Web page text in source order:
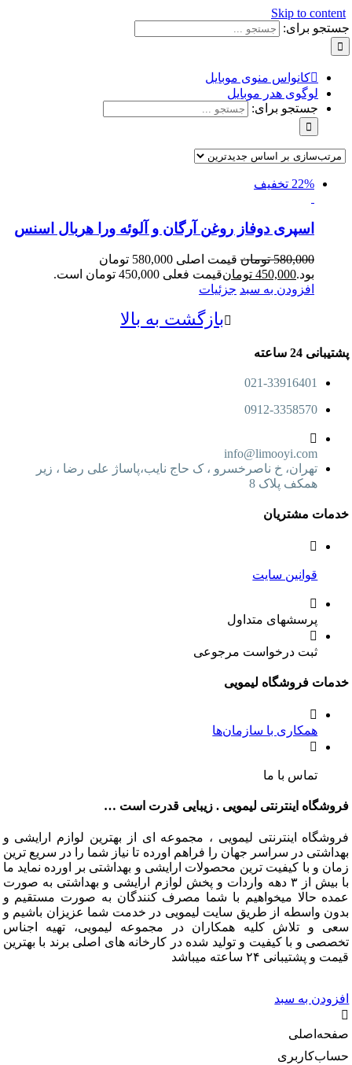
Skip to content
جستجو برای:
کانواس منوی موبایل
لوگوی هدر موبایل
جستجو برای:
22% تخفیف
اسپری دوفاز روغن آرگان و آلوئه ورا هربال اسنس
580,000 تومان
قیمت اصلی 580,000 تومان
بود.450,000 تومانقیمت فعلی 450,000 تومان است.
افزودن به سبد جزئیات
بازگشت به بالا
پشتیبانی 24 ساعته
021-33916401
0912-3358570
info@limooyi.com
تهران، خ ناصرخسرو ، ک حاج نایب،پاساژ علی رضا ، زیر
همکف پلاک 8
خدمات مشتریان
قوانین سایت
پرسشهای متداول
ثبت درخواست مرجوعی
خدمات فروشگاه لیمویی
همکاری با سازمان‌ها
تماس با ما
فروشگاه اینترنتی لیمویی . زیبایی قدرت است …
فروشگاه اینترنتی لیمویی ، مجموعه ای از بهترین لوازم ارایشی و
بهداشتی در سراسر جهان را فراهم اورده تا نیاز شما را در سریع ترین
زمان و با کیفیت ترین محصولات ارایشی و بهداشتی بر اورده نماید ما
با بیش از ۳ دهه واردات و پخش لوازم ارایشی و بهداشتی به صورت
عمده حالا میخواهیم با شما مصرف کنندگان به صورت مستقیم و
بدون واسطه از طریق سایت لیمویی در خدمت شما عزیزان باشیم و
سعی و تلاش کلیه همکاران در مجموعه لیمویی، تهیه اجناس
تخصصی و با کیفیت و تولید شده در کارخانه های اصلی برند با بهترین
قیمت و پشتیبانی ۲۴ ساعته میباشد
افزودن به سبد
صفحه‌اصلی
حساب‌کاربری